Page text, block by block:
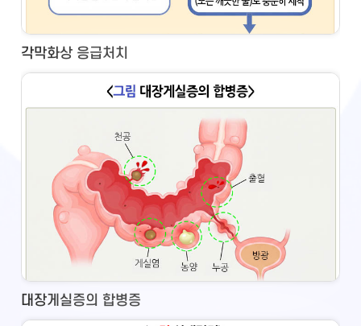
각막화상 응급처치
대장게실증의 합병증